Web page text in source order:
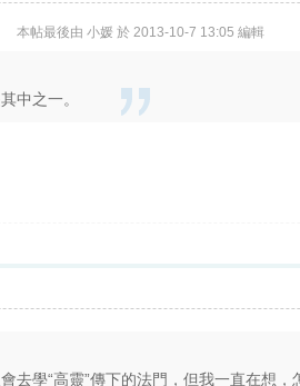
本帖最後由 小媛 於 2013-10-7 13:05 編輯
中之一。
學“高靈”傳下的法門，但我一直在想，